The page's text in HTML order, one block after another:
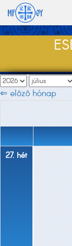
⇐ elõzõ hónap
27. hét